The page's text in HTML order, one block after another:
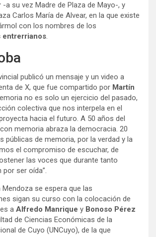
-a su vez Madre de Plaza de Mayo-, y
Carlos María de Alvear, en la que existe
con los nombres de los
entrerrianos.
publicó un mensaje y un video a
de X, que fue compartido por Martín
no es solo un ejercicio del pasado,
colectiva que nos interpela en el
hacia el futuro. A 50 años del
memoria abraza la democracia. 20
públicas de memoria, por la verdad y la
el compromiso de escuchar, de
las voces que durante tanto
ser oída”.
Mendoza se espera que las
sigan su curso con la colocación de
a Alfredo Manrique y Bonoso Pérez
de Ciencias Económicas de la
de Cuyo (UNCuyo), de la que